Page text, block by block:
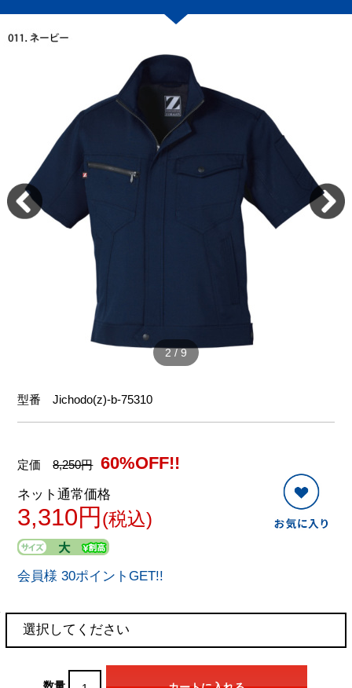
2/9
型番Jichodo(z)-b-75310
定価8,250円 60%OFF!!
ネット通常価格
3,310円 (税込)
会員様 30ポイントGET!!